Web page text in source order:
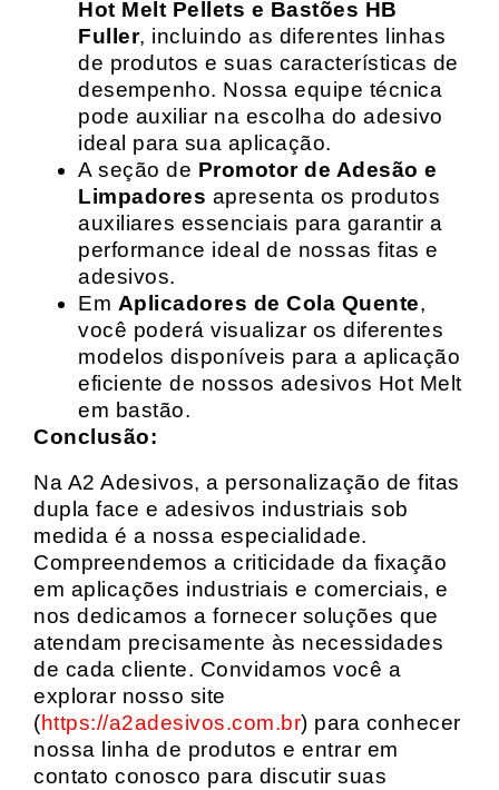
Hot Melt Pellets e Bastões HB
Fuller, incluindo as diferentes linhas
de produtos e suas características de
desempenho. Nossa equipe técnica
pode auxiliar na escolha do adesivo
ideal para sua aplicação.
A seção de Promotor de Adesão e
Limpadores apresenta os produtos
auxiliares essenciais para garantir a
performance ideal de nossas fitas e
adesivos.
Em Aplicadores de Cola Quente,
você poderá visualizar os diferentes
modelos disponíveis para a aplicação
eficiente de nossos adesivos Hot Melt
em bastão.
Conclusão:
Na A2 Adesivos, a personalização de fitas
dupla face e adesivos industriais sob
medida é a nossa especialidade.
Compreendemos a criticidade da fixação
em aplicações industriais e comerciais, e
nos dedicamos a fornecer soluções que
atendam precisamente às necessidades
de cada cliente. Convidamos você a
explorar nosso site
(https://a2adesivos.com.br) para conhecer
nossa linha de produtos e entrar em
contato conosco para discutir suas